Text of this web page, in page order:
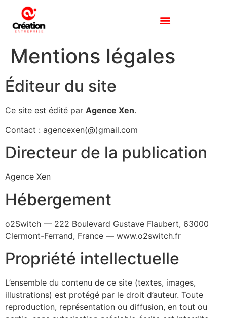
Mentions légales
Éditeur du site
Ce site est édité par Agence Xen.
Contact : agencexen(@)gmail.com
Directeur de la publication
Agence Xen
Hébergement
o2Switch — 222 Boulevard Gustave Flaubert, 63000
Clermont-Ferrand, France — www.o2switch.fr
Propriété intellectuelle
L’ensemble du contenu de ce site (textes, images,
illustrations) est protégé par le droit d’auteur. Toute
reproduction, représentation ou diffusion, en tout ou